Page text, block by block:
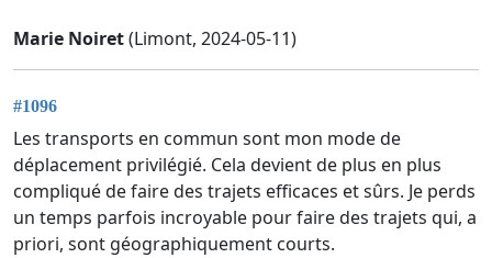
Marie Noiret(Limont, 2024-05-11)
#1096
Les transports en commun sont mon mode de
déplacement privilégié. Cela devient de plus en plus
compliqué de faire des trajets efficaces et sûrs. Je perds
un temps parfois incroyable pour faire des trajets qui, a
priori, sont géographiquement courts.